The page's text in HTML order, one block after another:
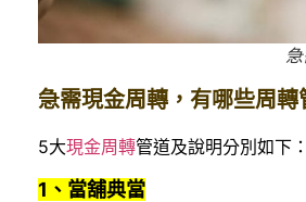
急需現金周轉，有哪些周轉
5大現金周轉管道及說明分別如下：
1、當舖典當